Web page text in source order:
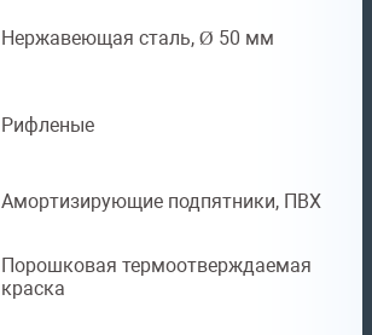
Нержавеющая сталь, Ø 50 мм
Рифленые
Амортизирующие подпятники, ПВХ
Порошковая термоотверждаемая
краска